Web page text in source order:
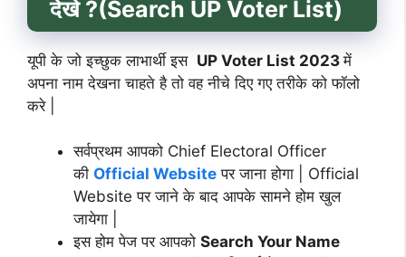
देखे ?(Search UP Voter List)
यूपी के जो इच्छुक लाभार्थी इस UP Voter List 2023में
अपना नाम देखना चाहते है तो वह नीचे दिए गए तरीके को फॉलो
करे |
सर्वप्रथम आपको Chief Electoral Officer
की Official Website पर जाना होगा | Official
Website पर जाने के बाद आपके सामने होम खुल
जायेगा |
इस होम पेज पर आपको Search Your Name